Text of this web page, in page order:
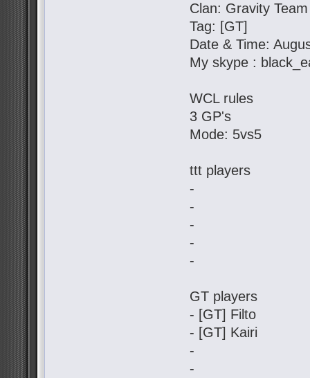
Clan: Gravity Team
Tag: [GT]
Date & Time:
My skype :
WCL rules
3 GP's
Mode: 5vs5
ttt players
-
-
-
-
-
GT players
- [GT] Filto
- [GT] Kairi
-
-